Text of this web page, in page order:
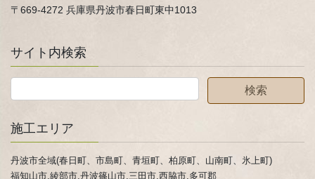
〒669-4272 兵庫県丹波市春日町東中1013
サイト内検索
施工エリア
丹波市全域(春日町、市島町、青垣町、柏原町、山南町、氷上町)
福知山市,綾部市,丹波篠山市,三田市,西脇市,多可郡